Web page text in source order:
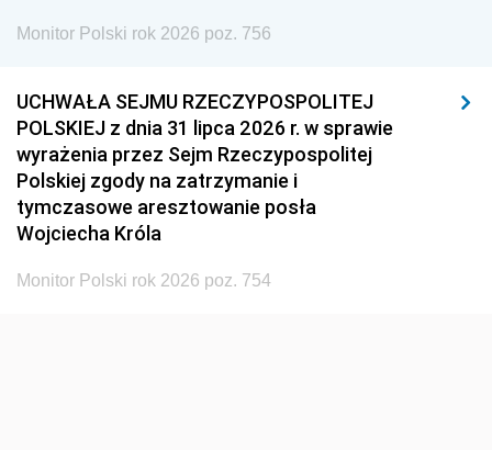
Monitor Polski rok 2026 poz. 756
UCHWAŁA SEJMU RZECZYPOSPOLITEJ
POLSKIEJ z dnia 31 lipca 2026 r. w sprawie
wyrażenia przez Sejm Rzeczypospolitej
Polskiej zgody na zatrzymanie i
tymczasowe aresztowanie posła
Wojciecha Króla
Monitor Polski rok 2026 poz. 754